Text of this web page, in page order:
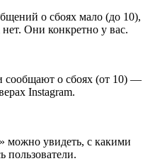
о сбоях мало (до 10),
Они конкретно у вас.
сообщают о сбоях (от 10) —
Instagram.
можно увидеть, с какими
пользователи.